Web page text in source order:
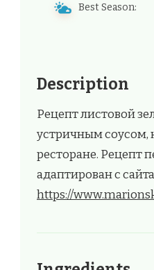
Best Season:
Description
Рецепт листовой
устричным соусом,
ресторане. Рецепт
адаптирован с сайта
https://